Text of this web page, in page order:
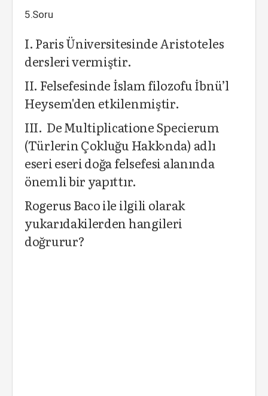
5.Soru
I. Paris Üniversitesinde Aristoteles
dersleri vermiştir.
II. Felsefesinde İslam filozofu İbnü’l
Heysem'den etkilenmiştir.
III. De Multiplicatione Specierum
(Türlerin Çokluğu Hakk›nda) adlı
eseri eseri doğa felsefesi alanında
önemli bir yapıttır.
Rogerus Baco ile ilgili olarak
yukarıdakilerden hangileri
doğrurur?